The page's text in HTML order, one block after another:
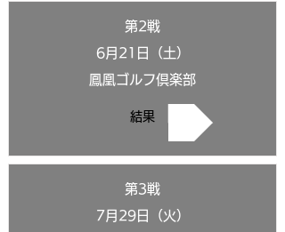
第2戦
6月21日（土）
鳳凰ゴルフ倶楽部
結果
第3戦
7月29日（火）